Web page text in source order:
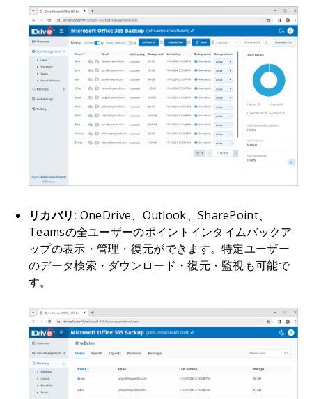
リカバリ: OneDrive、Outlook、SharePoint、
Teamsの全ユーザーのポイントインタイムバックア
ップの表示・管理・復元ができます。特定ユーザー
のデータ検索・ダウンロード・復元・監視も可能で
す。